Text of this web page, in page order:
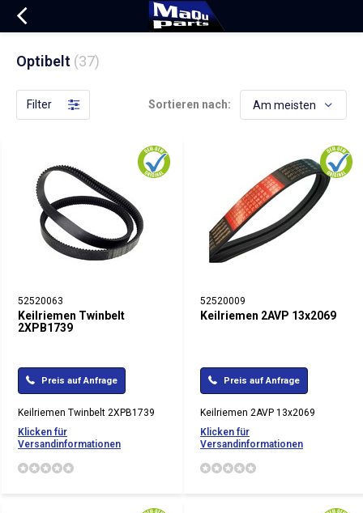
Optibelt (37)
Filter Sortieren nach:
52520063
Keilriemen Twinbelt
2XPB1739
Preis auf Anfrage
Keilriemen Twinbelt 2XPB1739
Klicken für
Versandinformationen
52520009
Keilriemen 2AVP 13x2069
Preis auf Anfrage
Keilriemen 2AVP 13x2069
Klicken für
Versandinformationen